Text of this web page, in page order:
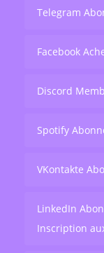
Telegram
Facebook
Discord
Spotify
VKontakte
LinkedIn
Inscription